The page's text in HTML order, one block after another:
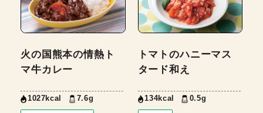
火の国熊本の情熱ト
マ牛カレー
1027kcal 7.6g
トマトのハニーマス
タード和え
134kcal 0.5g